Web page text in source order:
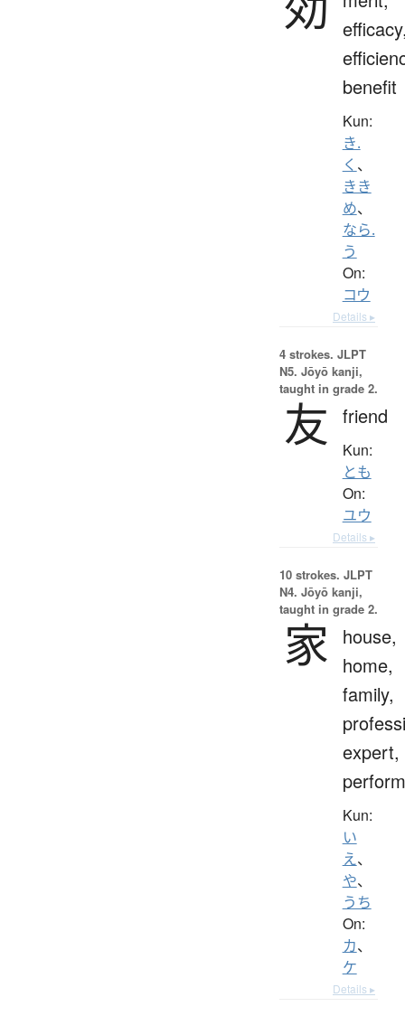
benefit
Kun:
き.
く 、
きき
め、
なら.
う
On:
コウ
Details ▸
4 strokes. JLPT
N5. Jōyō kanji,
taught in grade 2.
友 friend
Kun:
とも
On:
ユウ
Details ▸
10 strokes. JLPT
N4. Jōyō kanji,
taught in grade 2.
家
house,
home,
family,
expert,
Kun:
い
え、
や、
うち
On:
カ、
ケ
Details ▸